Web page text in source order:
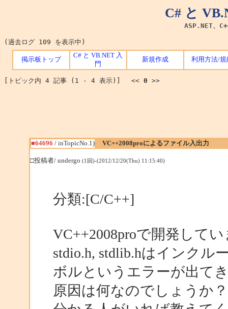
C# と
ASP.NET、
(過去ログ 109 を表示中)
掲示板トップ
C# と VB.NET 入
門
新規作成 利用方法/規
[トピック内 4 記事 (1 - 4 表示)] << 0 >>
■64696 / inTopicNo.1) VC++2008proによるファイル入出力
□投稿者/ undergo (1回)-(2012/12/20(Thu) 11:15:40)
分類:[C/C++]
VC++2008proで開発して
stdio.h, stdlib.hはインクル
ボルというエラーが出て
原因は何なのでしょうか？